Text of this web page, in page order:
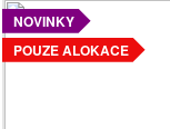
NOVINKY
POUZE ALOKACE